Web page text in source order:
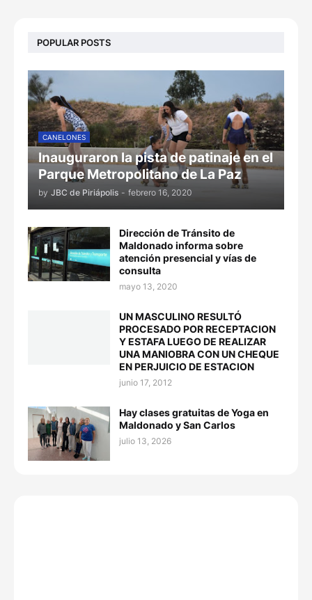
POPULAR POSTS
CANELONES
Inauguraron la pista de patinaje en el
Parque Metropolitano de La Paz
by JBC de Piriápolis - febrero 16, 2020
Dirección de Tránsito de
Maldonado informa sobre
atención presencial y vías de
consulta
mayo 13, 2020
UN MASCULINO RESULTÓ
PROCESADO POR RECEPTACION
Y ESTAFA LUEGO DE REALIZAR
UNA MANIOBRA CON UN CHEQUE
EN PERJUICIO DE ESTACION
junio 17, 2012
Hay clases gratuitas de Yoga en
Maldonado y San Carlos
julio 13, 2026